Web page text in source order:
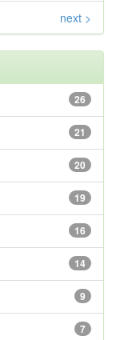
next >
26
21
20
19
16
14
9
7